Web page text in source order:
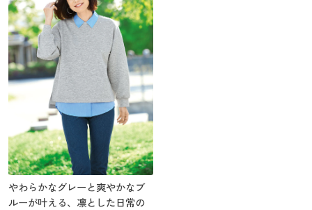
やわらかなグレーと爽やかなブ
ルーが叶える、凛とした日常の